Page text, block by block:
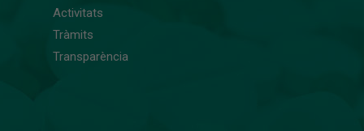
Activitats
Tràmits
Transparència